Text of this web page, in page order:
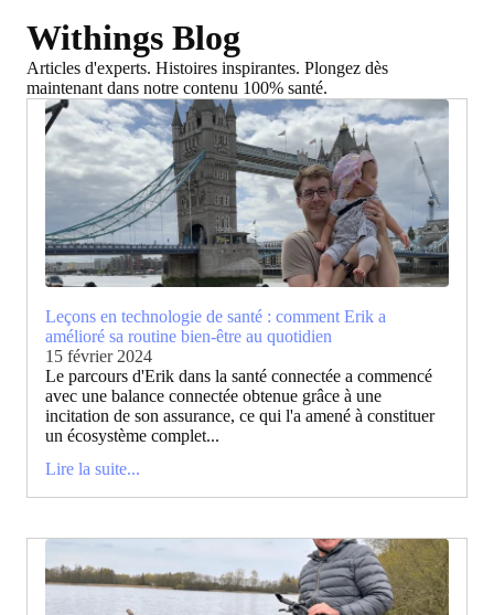
Withings Blog
Articles d'experts. Histoires inspirantes. Plongez dès
maintenant dans notre contenu 100% santé.
Leçons en technologie de santé : comment Erik a
amélioré sa routine bien-être au quotidien
15 février 2024
Le parcours d'Erik dans la santé connectée a commencé
avec une balance connectée obtenue grâce à une
incitation de son assurance, ce qui l'a amené à constituer
un écosystème complet...
Lire la suite...